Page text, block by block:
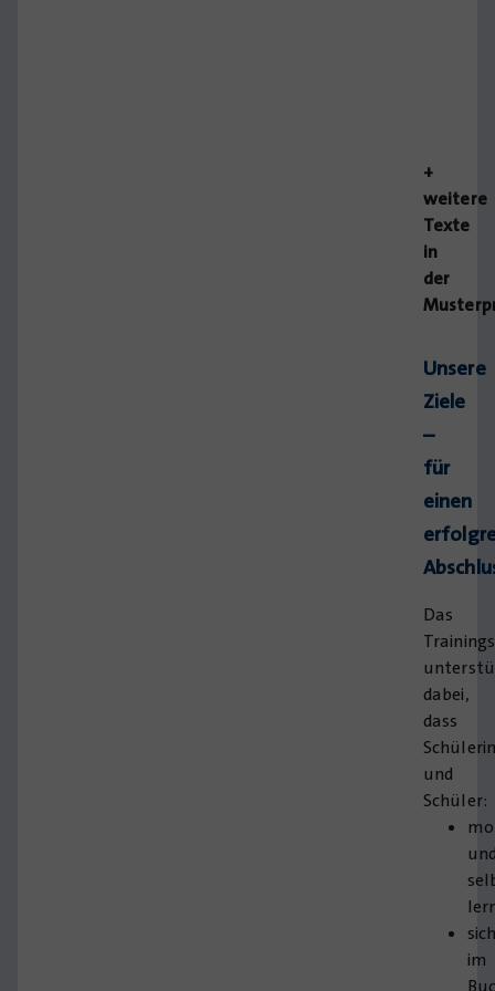
+
weitere
Texte
in
der
Unsere
Ziele
–
für
einen
Das
dabei,
dass
und
Schüler:
im